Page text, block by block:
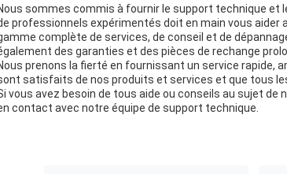
sommes commis à fournir le support technique et
professionnels expérimentés doit en main vous
complète de services, de conseil et de
des garanties et des pièces de rechange
prenons la fierté en fournissant un service rapide,
satisfaits de nos produits et services et que tous
vous avez besoin de tous aide ou conseils au sujet
contact avec notre équipe de support technique.